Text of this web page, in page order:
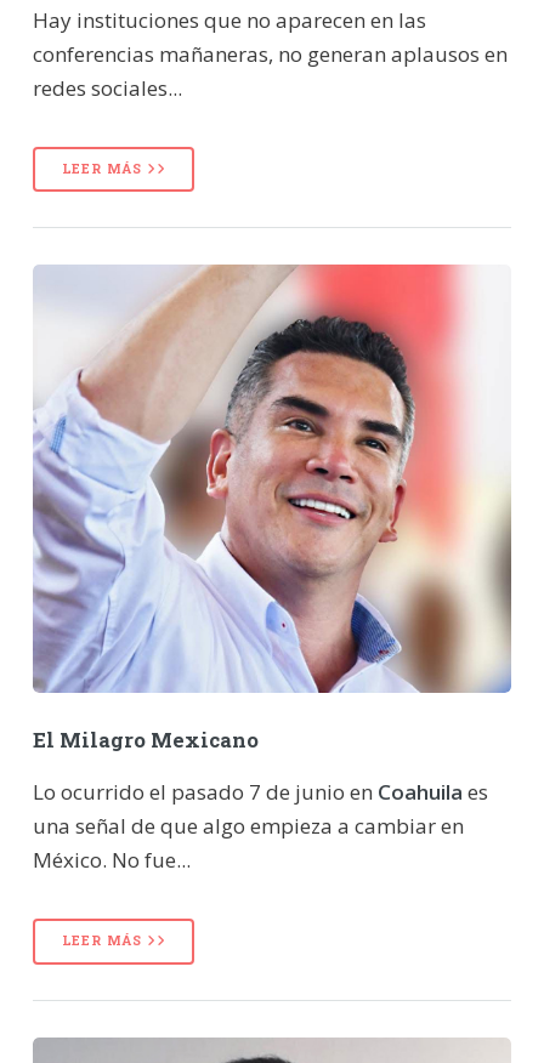
Hay instituciones que no aparecen en las
conferencias mañaneras, no generan aplausos en
redes sociales...
LEER MÁS
El Milagro Mexicano
Lo ocurrido el pasado 7 de junio en Coahuila es
una señal de que algo empieza a cambiar en
México. No fue...
LEER MÁS